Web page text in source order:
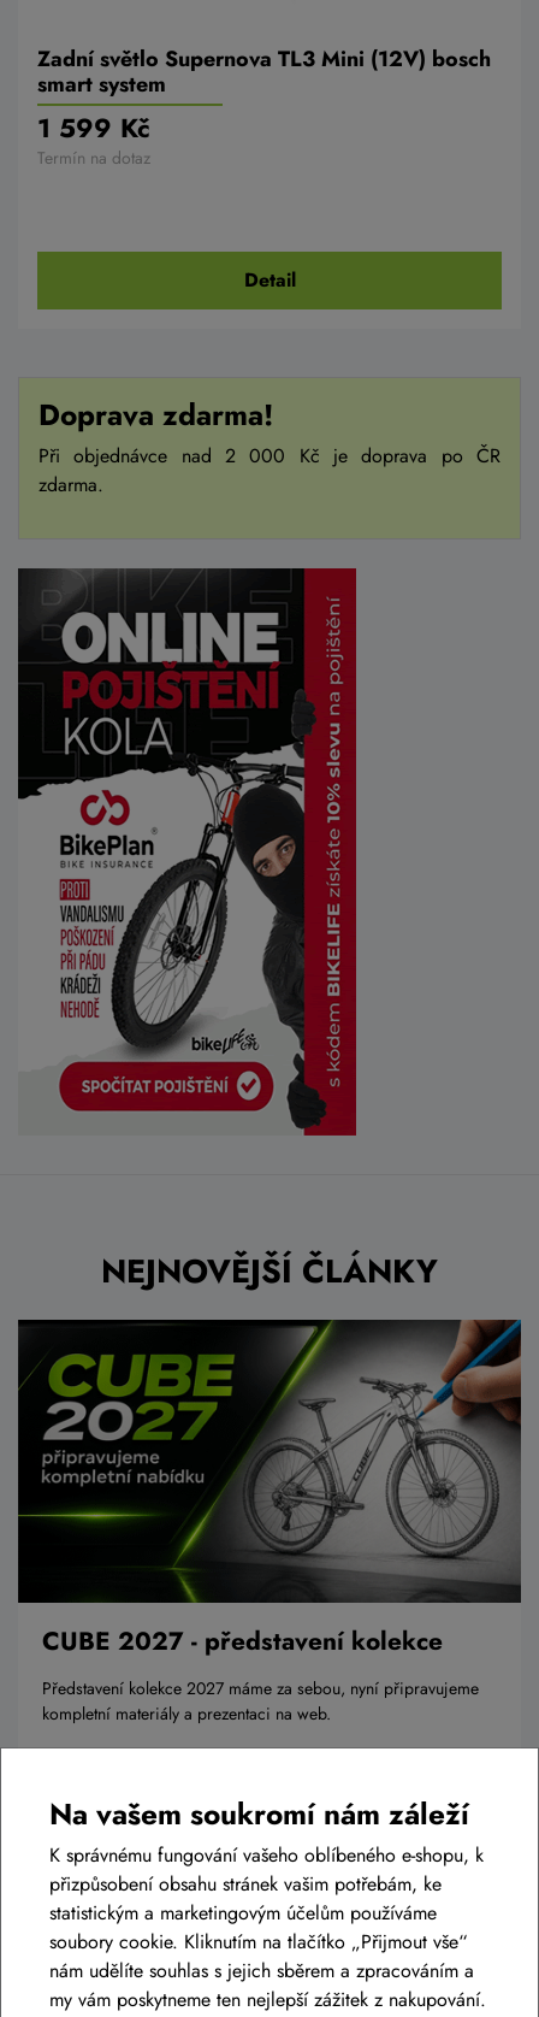
Zadní světlo Supernova TL3 Mini (12V) bosch
smart system
1 599 Kč
Termín na dotaz
Detail
Doprava zdarma!
Při objednávce nad 2 000 Kč je doprava po ČR
zdarma.
NEJNOVĚJŠÍ ČLÁNKY
CUBE 2027 - představení kolekce
Představení kolekce 2027 máme za sebou, nyní připravujeme
kompletní materiály a prezentaci na web.
Číst článek
Na vašem soukromí nám záleží
K správnému fungování vašeho oblíbeného e-shopu, k
přizpůsobení obsahu stránek vašim potřebám, ke
statistickým a marketingovým účelům používáme
soubory cookie. Kliknutím na tlačítko „Přijmout vše“
nám udělíte souhlas s jejich sběrem a zpracováním a
my vám poskytneme ten nejlepší zážitek z nakupování.